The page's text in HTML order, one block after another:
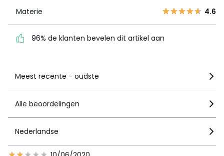
96% de klanten bevelen
dit artikel aan
Materie 4.6
96% de klanten bevelen dit artikel aan
Meest recente - oudste
Alle beoordelingen
Nederlandse